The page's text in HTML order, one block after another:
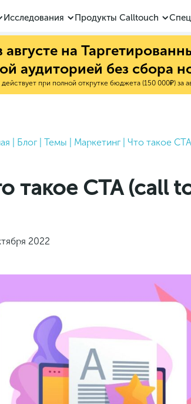
Исследования Продукты Calltouch
августе на
аудиторией без сбора
при полной открутке бюджета (150 000₽) за
Блог| Темы Маркетинг| Что такое
такое CTA (call
2022